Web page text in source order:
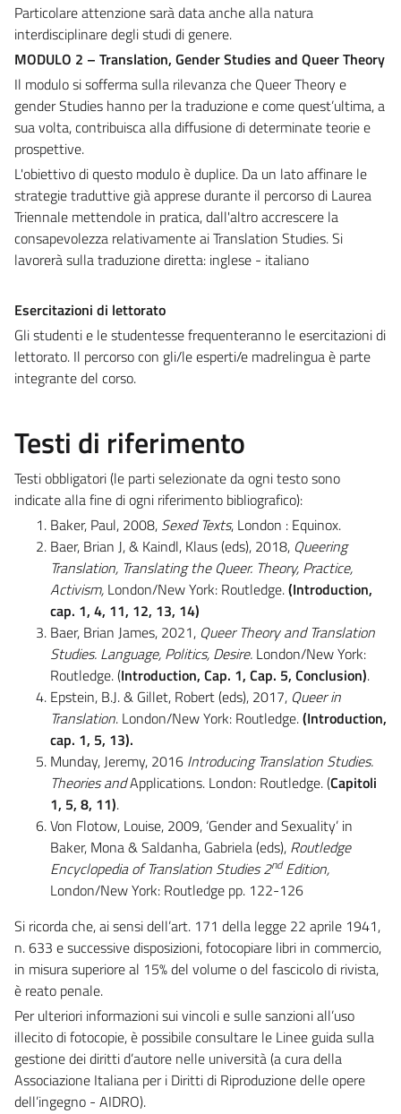
Particolare attenzione sarà data anche alla natura
interdisciplinare degli studi di genere.
MODULO 2 – Translation, Gender Studies and Queer Theory
Il modulo si sofferma sulla rilevanza che Queer Theory e
gender Studies hanno per la traduzione e come quest’ultima, a
sua volta, contribuisca alla diffusione di determinate teorie e
prospettive.
L'obiettivo di questo modulo è duplice. Da un lato affinare le
strategie traduttive già apprese durante il percorso di Laurea
Triennale mettendole in pratica, dall'altro accrescere la
consapevolezza relativamente ai Translation Studies. Si
lavorerà sulla traduzione diretta: inglese - italiano
Esercitazioni di lettorato
Gli studenti e le studentesse frequenteranno le esercitazioni di
lettorato. Il percorso con gli/le esperti/e madrelingua è parte
integrante del corso.
Testi di riferimento
Testi obbligatori (le parti selezionate da ogni testo sono
indicate alla fine di ogni riferimento bibliografico):
Baker, Paul, 2008, Sexed Texts, London : Equinox.
Baer, Brian J, & Kaindl, Klaus (eds), 2018, Queering
Translation, Translating the Queer. Theory, Practice,
Activism, London/New York: Routledge.(Introduction,
cap. 1, 4, 11, 12, 13, 14)
Baer, Brian James, 2021, Queer Theory and Translation
Studies. Language, Politics, Desire. London/New York:
Routledge. (Introduction, Cap. 1, Cap. 5, Conclusion).
Epstein, B.J. & Gillet, Robert (eds), 2017, Queer in
Translation. London/New York: Routledge.(Introduction,
cap. 1, 5, 13).
Munday, Jeremy, 2016 Introducing Translation Studies.
Theories andApplications. London: Routledge. (Capitoli
1, 5, 8, 11).
Von Flotow, Louise, 2009, ‘Gender and Sexuality’ in
Baker, Mona & Saldanha, Gabriela (eds), Routledge
Encyclopedia of Translation Studies 2ndEdition,
London/New York: Routledge pp. 122-126
Si ricorda che, ai sensi dell’art. 171 della legge 22 aprile 1941,
n. 633 e successive disposizioni, fotocopiare libri in commercio,
in misura superiore al 15% del volume o del fascicolo di rivista,
è reato penale.
Per ulteriori informazioni sui vincoli e sulle sanzioni all’uso
illecito di fotocopie, è possibile consultare le Linee guida sulla
gestione dei diritti d’autore nelle università (a cura della
Associazione Italiana per i Diritti di Riproduzione delle opere
dell’ingegno - AIDRO).